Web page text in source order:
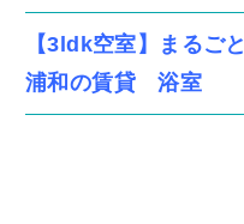
【3ldk空室】まるご
浦和の賃貸 浴室